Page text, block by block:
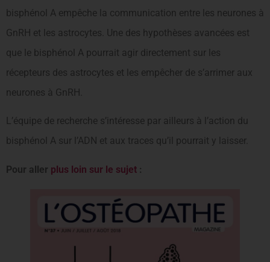
bisphénol A empêche la communication entre les neurones à
GnRH et les astrocytes. Une des hypothèses avancées est
que le bisphénol A pourrait agir directement sur les
récepteurs des astrocytes et les empêcher de s’arrimer aux
neurones à GnRH.
L’équipe de recherche s’intéresse par ailleurs à l’action du
bisphénol A sur l’ADN et aux traces qu’il pourrait y laisser.
Pour aller plus loin sur le sujet :